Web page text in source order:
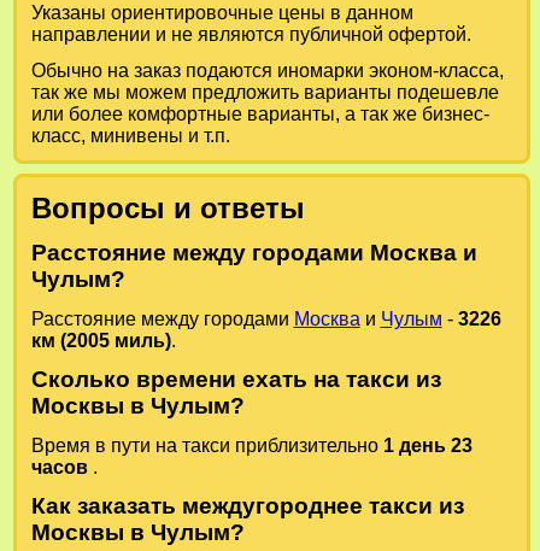
Указаны ориентировочные цены в данном
направлении и не являются публичной офертой.
Обычно на заказ подаются иномарки эконом-класса,
так же мы можем предложить варианты подешевле
или более комфортные варианты, а так же бизнес-
класс, минивены и т.п.
Вопросы и ответы
Расстояние между городами Москва и
Чулым?
Расстояние между городами Москва и Чулым - 3226
км (2005 миль).
Сколько времени ехать на такси из
Москвы в Чулым?
Время в пути на такси приблизительно 1 день 23
часов .
Как заказать междугороднее такси из
Москвы в Чулым?